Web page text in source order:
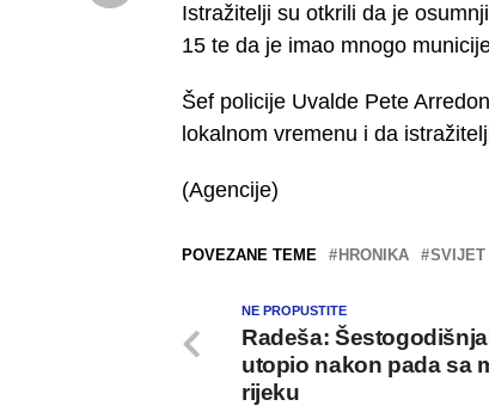
Istražitelji su otkrili da je
15 te da je imao mnogo
Šef policije Uvalde Pete
lokalnom vremenu i da
(Agencije)
POVEZANE TEME HRONIKA SVIJET
NE PROPUSTITE
Radeša:
utopio nakon pada sa
rijeku